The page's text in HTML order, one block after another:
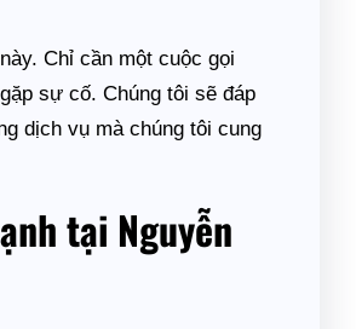
Chỉ cần một cuộc gọi
sự cố. Chúng tôi sẽ đáp
dịch vụ mà chúng tôi cung
tại Nguyễn